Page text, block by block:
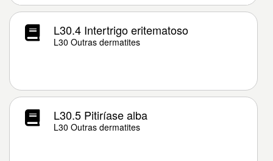
L30.4 Intertrigo eritematoso
L30 Outras dermatites
L30.5 Pitiríase alba
L30 Outras dermatites